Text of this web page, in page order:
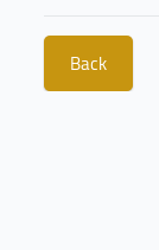
Back